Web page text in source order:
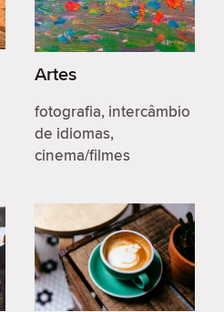
Artes
fotografia, intercâmbio
de idiomas,
cinema/filmes